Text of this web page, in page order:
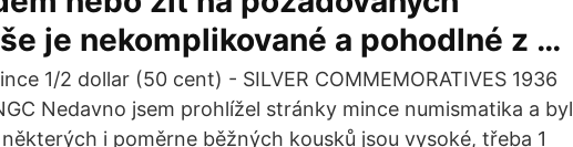
je nekomplikované a pohodlné z …
1/2 dollar (50 cent) - SILVER COMMEMORATIVES 1936
Nedavno jsem prohlížel stránky mince numismatika a byl
i poměrne běžných kousků jsou vysoké, třeba 1